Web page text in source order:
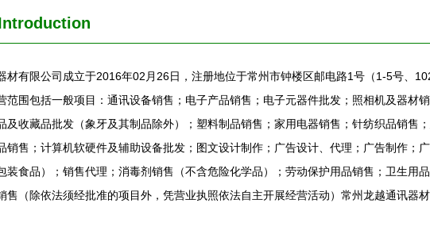
材有限公司成立于2016年02月26日，注册地位于常州市钟楼区邮电路1号（1-5号、
范围包括一般项目：通讯设备销售；电子产品销售；电子元器件批发；照相机及器材
及收藏品批发（象牙及其制品除外）；塑料制品销售；家用电器销售；针纺织品销售
销售；计算机软硬件及辅助设备批发；图文设计制作；广告设计、代理；广告制作；
装食品）；销售代理；消毒剂销售（不含危险化学品）；劳动保护用品销售；卫生用
售（除依法须经批准的项目外，凭营业执照依法自主开展经营活动）常州龙越通讯器